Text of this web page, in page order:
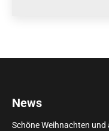
News
Schöne Weihnachten